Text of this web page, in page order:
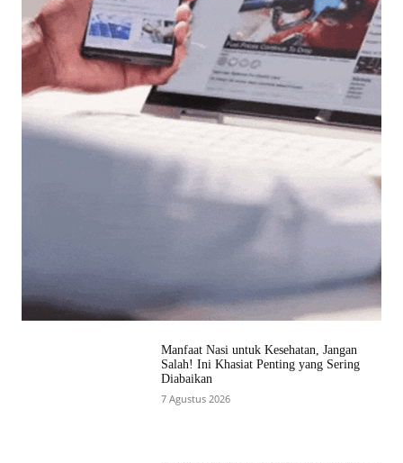
Manfaat Nasi untuk Kesehatan, Jangan
Salah! Ini Khasiat Penting yang Sering
Diabaikan
7 Agustus 2026